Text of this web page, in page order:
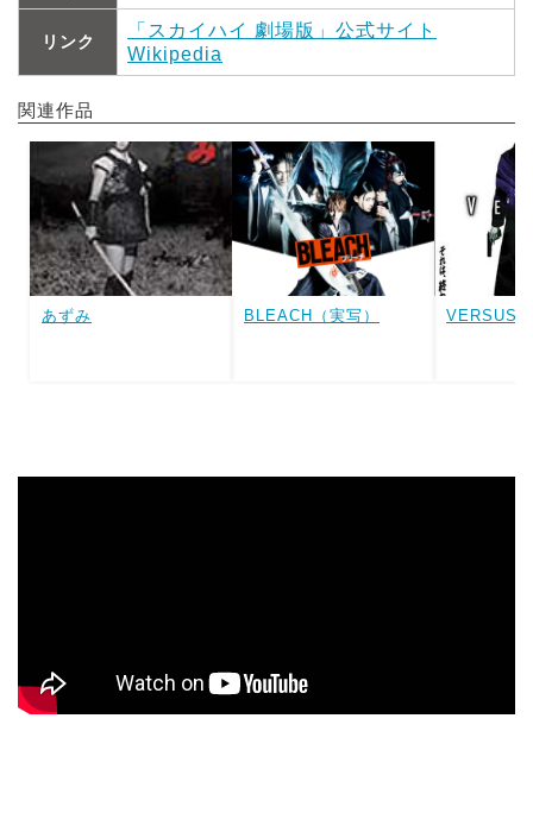
リンク
「スカイハイ 劇場版」公式サイト
Wikipedia
関連作品
あずみ BLEACH（実写） VERSUS